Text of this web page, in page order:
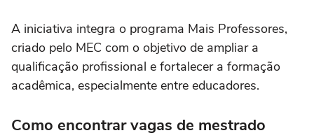
A iniciativa integra o programa Mais Professores,
criado pelo MEC com o objetivo de ampliar a
qualificação profissional e fortalecer a formação
acadêmica, especialmente entre educadores.
Como encontrar vagas de mestrado